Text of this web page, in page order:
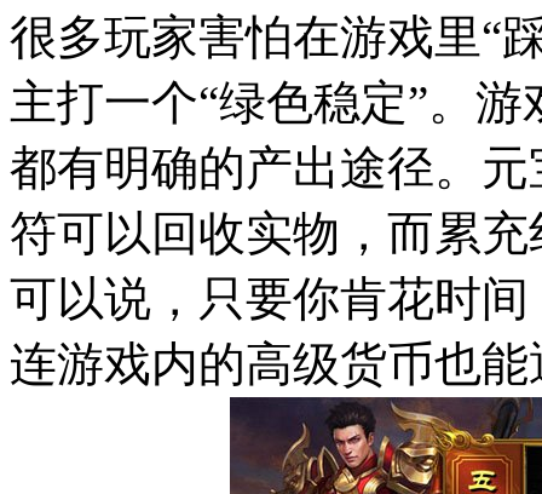
很多玩家害怕在游戏里“
主打一个“绿色稳定”。
都有明确的产出途径。
符可以回收实物，而累
可以说，只要你肯花时
连游戏内的高级货币也